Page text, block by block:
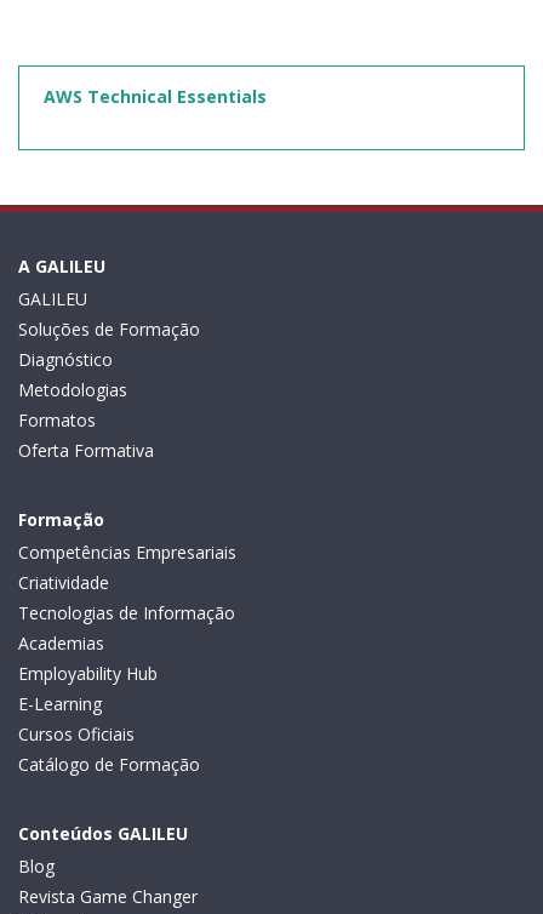
AWS Technical Essentials
A GALILEU
GALILEU
Soluções de Formação
Diagnóstico
Metodologias
Formatos
Oferta Formativa
Formação
Competências Empresariais
Criatividade
Tecnologias de Informação
Academias
Employability Hub
E-Learning
Cursos Oficiais
Catálogo de Formação
Conteúdos GALILEU
Blog
Revista Game Changer